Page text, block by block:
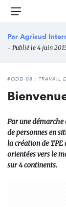
Aller
principal
Menu
Par Agrisud
- Publié le 4 juin
#ODD 08 : TRAVAIL
Par une
de personnes en
la création de
orientées vers le
sur 4 continents.